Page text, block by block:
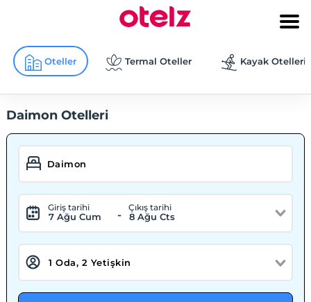
Oteller Termal Oteller Kayak Otelleri
Daimon Otelleri
Giriş tarihi
7 Ağu Cum -
Çıkış tarihi
8 Ağu Cts